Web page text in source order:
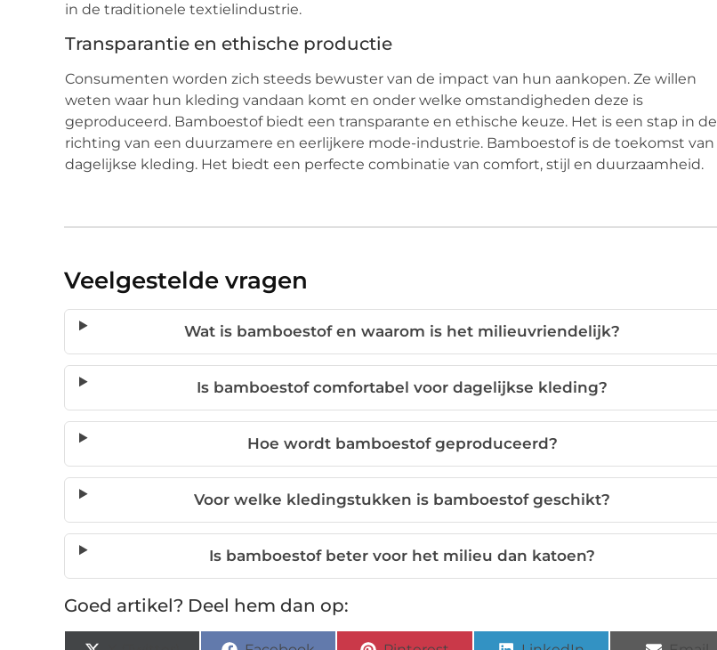
in de traditionele textielindustrie.
Transparantie en ethische productie
Consumenten worden zich steeds bewuster van de impact van hun aankopen. Ze willen
weten waar hun kleding vandaan komt en onder welke omstandigheden deze is
geproduceerd. Bamboestof biedt een transparante en ethische keuze. Het is een stap in de
richting van een duurzamere en eerlijkere mode-industrie. Bamboestof is de toekomst van
dagelijkse kleding. Het biedt een perfecte combinatie van comfort, stijl en duurzaamheid.
Veelgestelde vragen
Wat is bamboestof en waarom is het milieuvriendelijk?
Is bamboestof comfortabel voor dagelijkse kleding?
Hoe wordt bamboestof geproduceerd?
Voor welke kledingstukken is bamboestof geschikt?
Is bamboestof beter voor het milieu dan katoen?
Goed artikel? Deel hem dan op: